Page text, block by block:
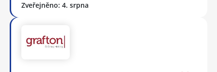
Zveřejněno: 4. srpna